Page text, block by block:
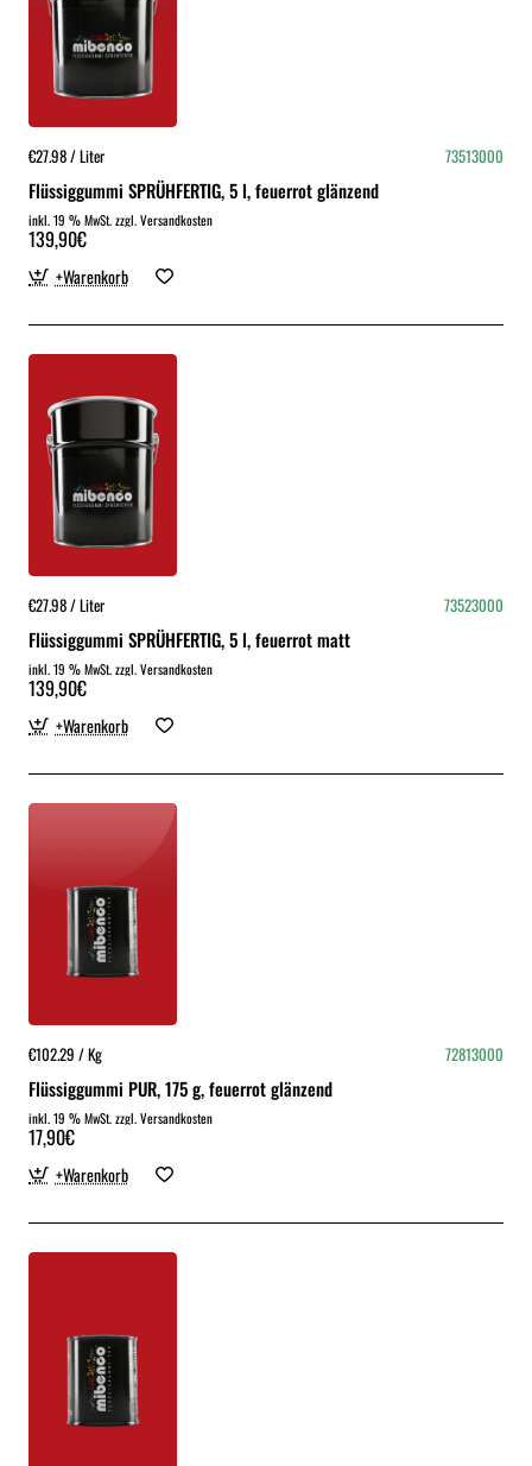
€27.98 / Liter 73513000
Flüssiggummi SPRÜHFERTIG, 5 l, feuerrot glänzend
inkl. 19 % MwSt. zzgl. Versandkosten
139,90€
+Warenkorb
€27.98 / Liter 73523000
Flüssiggummi SPRÜHFERTIG, 5 l, feuerrot matt
inkl. 19 % MwSt. zzgl. Versandkosten
139,90€
+Warenkorb
€102.29 / Kg 72813000
Flüssiggummi PUR, 175 g, feuerrot glänzend
inkl. 19 % MwSt. zzgl. Versandkosten
17,90€
+Warenkorb